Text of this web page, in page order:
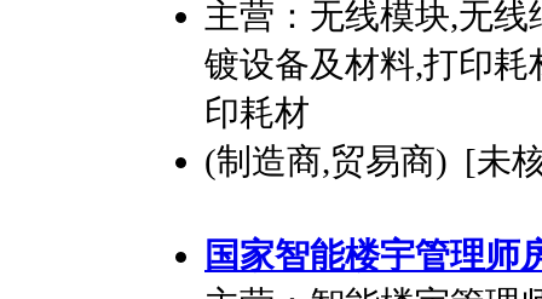
主营：无线模块,无
镀设备及材料,打印
印耗材
(制造商,贸易商) [未
国家智能楼宇管理师